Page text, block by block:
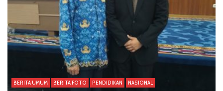
BERITA UMUM BERITA FOTO PENDIDIKAN NASIONAL